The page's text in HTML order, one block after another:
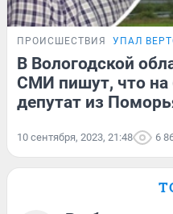
ПРОИСШЕСТВИЯ УПАЛ
В Вологодской
СМИ пишут, что
депутат из
10 сентября, 2023, 21:48 6